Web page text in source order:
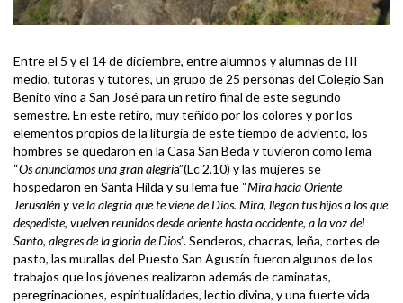
Entre el 5 y el 14 de diciembre, entre alumnos y alumnas de III
medio, tutoras y tutores, un grupo de 25 personas del Colegio San
Benito vino a San José para un retiro final de este segundo
semestre. En este retiro, muy teñido por los colores y por los
elementos propios de la liturgia de este tiempo de adviento, los
hombres se quedaron en la Casa San Beda y tuvieron como lema
“Os anunciamos una gran alegría”(Lc 2,10) y las mujeres se
hospedaron en Santa Hilda y su lema fue “Mira hacia Oriente
Jerusalén y ve la alegría que te viene de Dios. Mira, llegan tus hijos a los que
despediste, vuelven reunidos desde oriente hasta occidente, a la voz del
Santo, alegres de la gloria de Dios”. Senderos, chacras, leña, cortes de
pasto, las murallas del Puesto San Agustín fueron algunos de los
trabajos que los jóvenes realizaron además de caminatas,
peregrinaciones, espiritualidades, lectio divina, y una fuerte vida